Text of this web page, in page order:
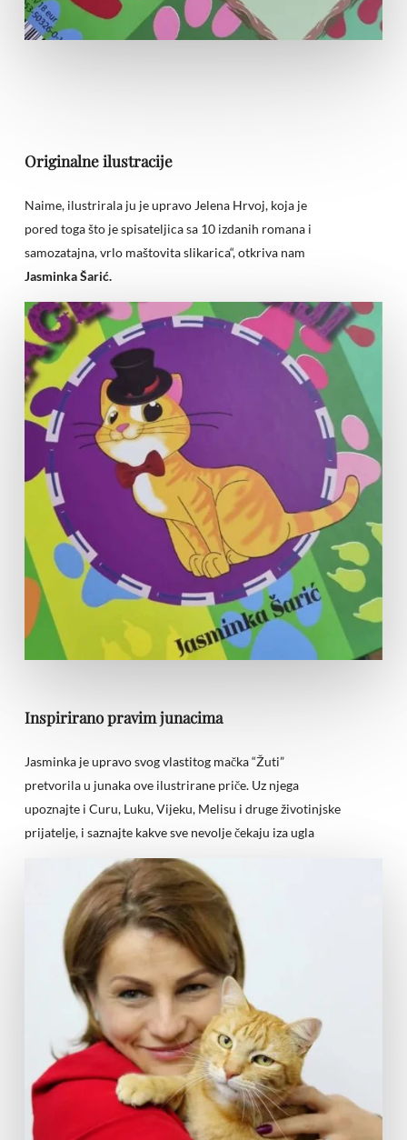
Originalne ilustracije
Naime, ilustrirala ju je upravo Jelena Hrvoj, koja je
pored toga što je spisateljica sa 10 izdanih romana i
samozatajna, vrlo maštovita slikarica“, otkriva nam
Jasminka Šarić.
Inspirirano pravim junacima
Jasminka je upravo svog vlastitog mačka “Žuti”
pretvorila u junaka ove ilustrirane priče. Uz njega
upoznajte i Curu, Luku, Vijeku, Melisu i druge životinjske
prijatelje, i saznajte kakve sve nevolje čekaju iza ugla